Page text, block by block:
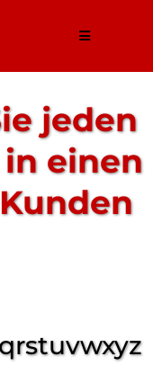
jeden
einen